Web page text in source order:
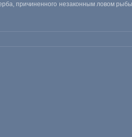
причиненного незаконным ловом